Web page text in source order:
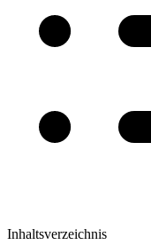
Inhaltsverzeichnis